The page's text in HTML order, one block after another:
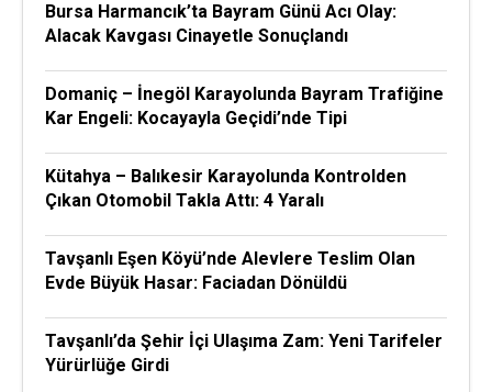
Bursa Harmancık’ta Bayram Günü Acı Olay:
Alacak Kavgası Cinayetle Sonuçlandı
Domaniç – İnegöl Karayolunda Bayram Trafiğine
Kar Engeli: Kocayayla Geçidi’nde Tipi
Kütahya – Balıkesir Karayolunda Kontrolden
Çıkan Otomobil Takla Attı: 4 Yaralı
Tavşanlı Eşen Köyü’nde Alevlere Teslim Olan
Evde Büyük Hasar: Faciadan Dönüldü
Tavşanlı’da Şehir İçi Ulaşıma Zam: Yeni Tarifeler
Yürürlüğe Girdi